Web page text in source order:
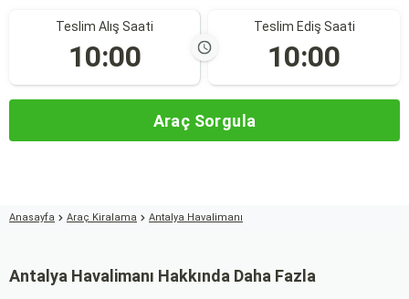
Teslim Alış Saati
10:00
Teslim Ediş Saati
10:00
Araç Sorgula
Anasayfa Araç Kiralama Antalya Havalimanı
Antalya Havalimanı Hakkında Daha Fazla